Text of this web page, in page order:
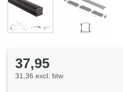
37,95
31,36 excl. btw